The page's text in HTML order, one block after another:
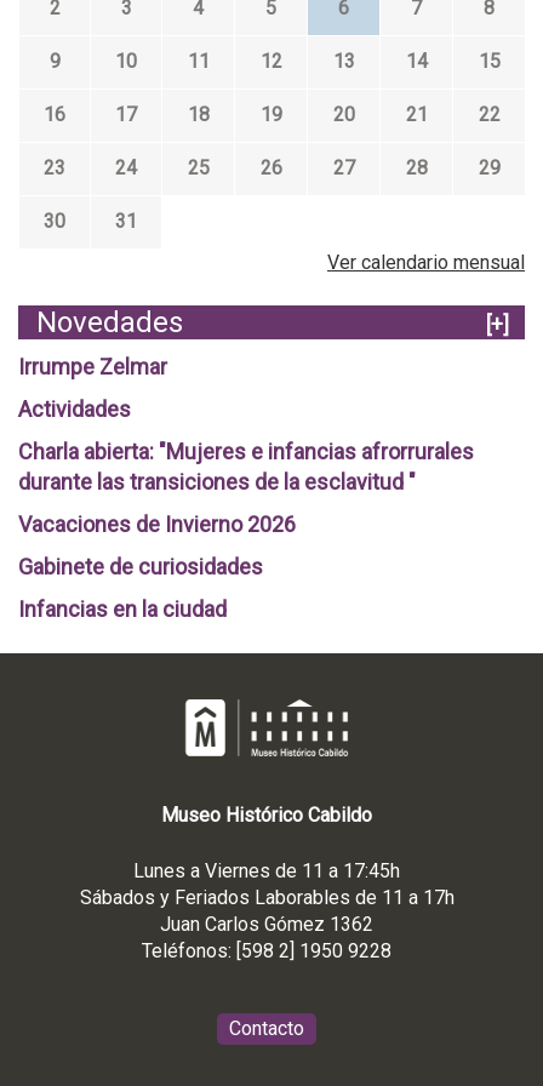
2 3 4 5 6 7 8
9 10 11 12 13 14 15
16 17 18 19 20 21 22
23 24 25 26 27 28 29
30
31
Ver calendario mensual
Novedades
[+]
Irrumpe Zelmar
Actividades
Charla abierta: "Mujeres e infancias afrorrurales
durante las transiciones de la esclavitud "
Vacaciones de Invierno 2026
Gabinete de curiosidades
Infancias en la ciudad
Museo Histórico Cabildo
Lunes a Viernes de 11 a 17:45h
Sábados y Feriados Laborables de 11 a 17h
Juan Carlos Gómez 1362
Teléfonos: [598 2] 1950 9228
Contacto